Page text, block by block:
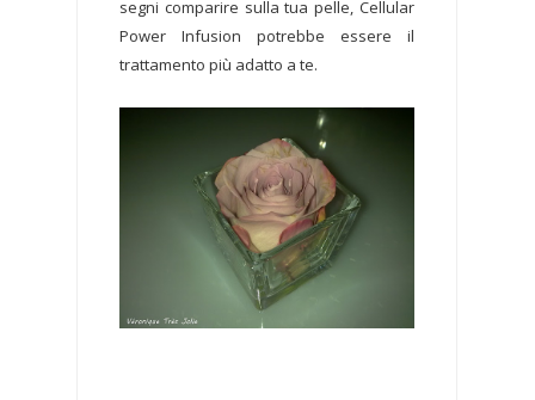
segni comparire sulla tua pelle, Cellular
Power Infusion potrebbe essere il
trattamento più adatto a te.